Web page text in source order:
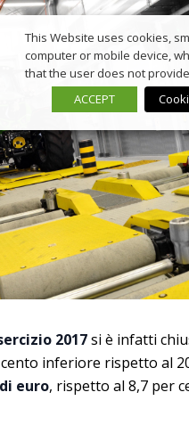
2017si è infatti
inferiore rispetto al
euro, rispetto al 8,7 per
This Website uses cookies,
computer or mobile device,
that the user does not
ACCEPT